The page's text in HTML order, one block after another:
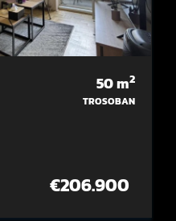
50m2
TROSOBAN
€206.900